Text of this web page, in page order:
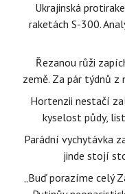
Ukrajinská
raketách S-300.
Řezanou růži
země. Za pár týdnů
Hortenzii nestačí
kyselost půdy,
Parádní vychytávka
jinde stojí
„Buď porazíme celý